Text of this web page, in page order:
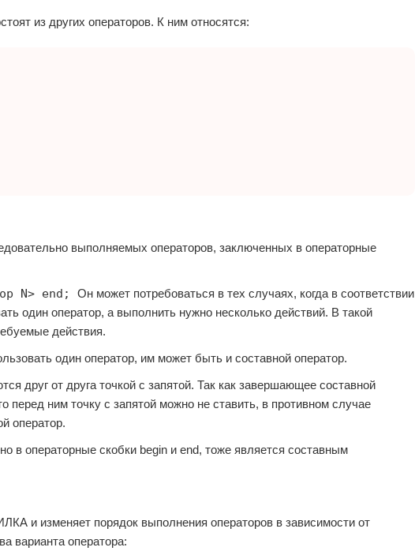
из других операторов. К ним относятся:
выполняемых операторов, заключенных в операторные
N> end; Он может потребоваться в тех случаях, когда в соответствии
один оператор, а выполнить нужно несколько действий. В такой
действия.
один оператор, им может быть и составной оператор.
друг от друга точкой с запятой. Так как завершающее составной
ним точку с запятой можно не ставить, в противном случае
оператор.
в операторные скобки begin и end, тоже является составным
и изменяет порядок выполнения операторов в зависимости от
варианта оператора: